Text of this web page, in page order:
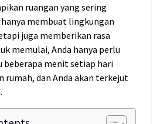
ruangan yang sering
membuat lingkungan
juga memberikan rasa
memulai, Anda hanya perlu
beberapa menit setiap hari
rumah, dan Anda akan terkejut